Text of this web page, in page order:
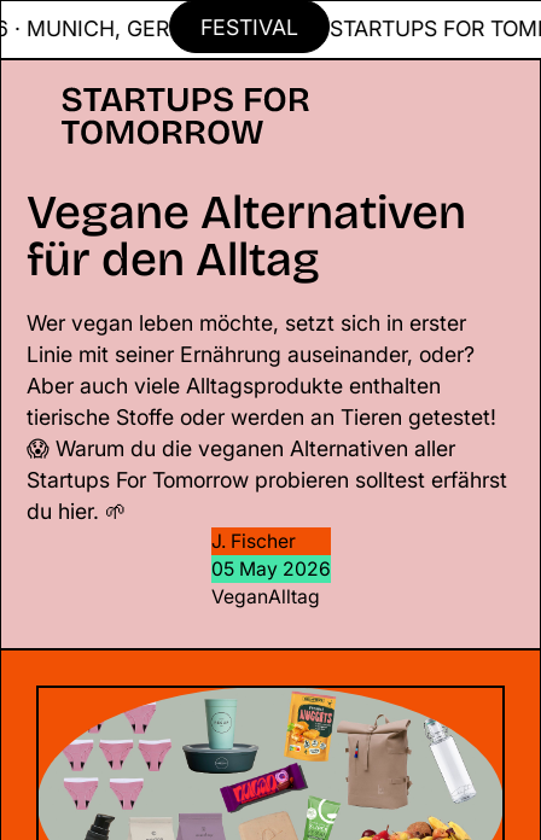
GER FESTIVAL STARTUPS FOR
Vegane Alternativen
für den Alltag
Wer vegan leben möchte, setzt sich in erster
Linie mit seiner Ernährung auseinander, oder?
Aber auch viele Alltagsprodukte enthalten
tierische Stoffe oder werden an Tieren getestet!
😱 Warum du die veganen Alternativen aller
Startups For Tomorrow probieren solltest erfährst
du hier. 🌱
J. Fischer
05 May 2026
VeganAlltag